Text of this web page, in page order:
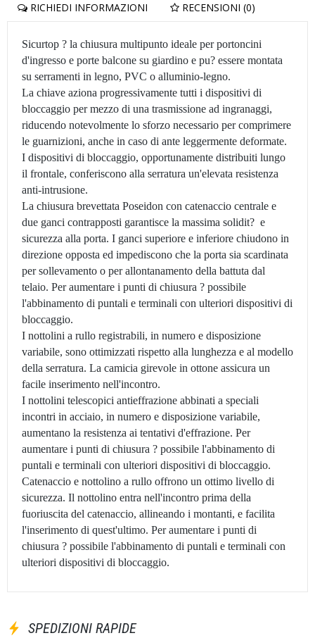
RICHIEDI INFORMAZIONI RECENSIONI (0)
Sicurtop ? la chiusura multipunto ideale per portoncini
d'ingresso e porte balcone su giardino e pu? essere montata
su serramenti in legno, PVC o alluminio-legno.
La chiave aziona progressivamente tutti i dispositivi di
bloccaggio per mezzo di una trasmissione ad ingranaggi,
riducendo notevolmente lo sforzo necessario per comprimere
le guarnizioni, anche in caso di ante leggermente deformate.
I dispositivi di bloccaggio, opportunamente distribuiti lungo
il frontale, conferiscono alla serratura un'elevata resistenza
anti-intrusione.
La chiusura brevettata Poseidon con catenaccio centrale e
due ganci contrapposti garantisce la massima solidit? e
sicurezza alla porta. I ganci superiore e inferiore chiudono in
direzione opposta ed impediscono che la porta sia scardinata
per sollevamento o per allontanamento della battuta dal
telaio. Per aumentare i punti di chiusura ? possibile
l'abbinamento di puntali e terminali con ulteriori dispositivi di
bloccaggio.
I nottolini a rullo registrabili, in numero e disposizione
variabile, sono ottimizzati rispetto alla lunghezza e al modello
della serratura. La camicia girevole in ottone assicura un
facile inserimento nell'incontro.
I nottolini telescopici antieffrazione abbinati a speciali
incontri in acciaio, in numero e disposizione variabile,
aumentano la resistenza ai tentativi d'effrazione. Per
aumentare i punti di chiusura ? possibile l'abbinamento di
puntali e terminali con ulteriori dispositivi di bloccaggio.
Catenaccio e nottolino a rullo offrono un ottimo livello di
sicurezza. Il nottolino entra nell'incontro prima della
fuoriuscita del catenaccio, allineando i montanti, e facilita
l'inserimento di quest'ultimo. Per aumentare i punti di
chiusura ? possibile l'abbinamento di puntali e terminali con
ulteriori dispositivi di bloccaggio.
SPEDIZIONI RAPIDE